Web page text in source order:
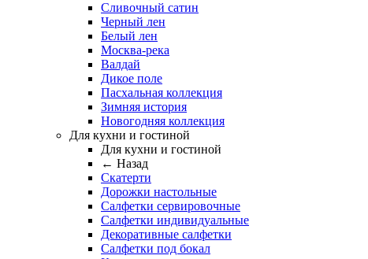
Сливочный сатин
Черный лен
Белый лен
Москва-река
Валдай
Дикое поле
Пасхальная коллекция
Зимняя история
Новогодняя коллекция
Для кухни и гостиной
Для кухни и гостиной
← Назад
Скатерти
Дорожки настольные
Салфетки сервировочные
Салфетки индивидуальные
Декоративные салфетки
Салфетки под бокал